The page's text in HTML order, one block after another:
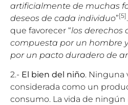
artificialmente de muchas
deseos de cada individuo”[5]
que favorecer “los derechos
compuesta por un hombre
por un pacto duradero de
2.- El bien del niño. Ninguna
considerada como un
consumo. La vida de